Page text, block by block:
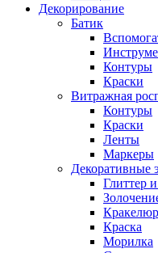
Декорирование
Батик
Контуры
Краски
Витражная
Контуры
Краски
Ленты
Маркеры
Декоративные
Глиттер
Кракелюр
Краска
Морилка